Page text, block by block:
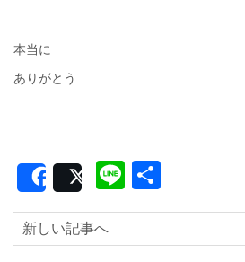
本当に
ありがとう
SharePost Line
有
新しい記事へ